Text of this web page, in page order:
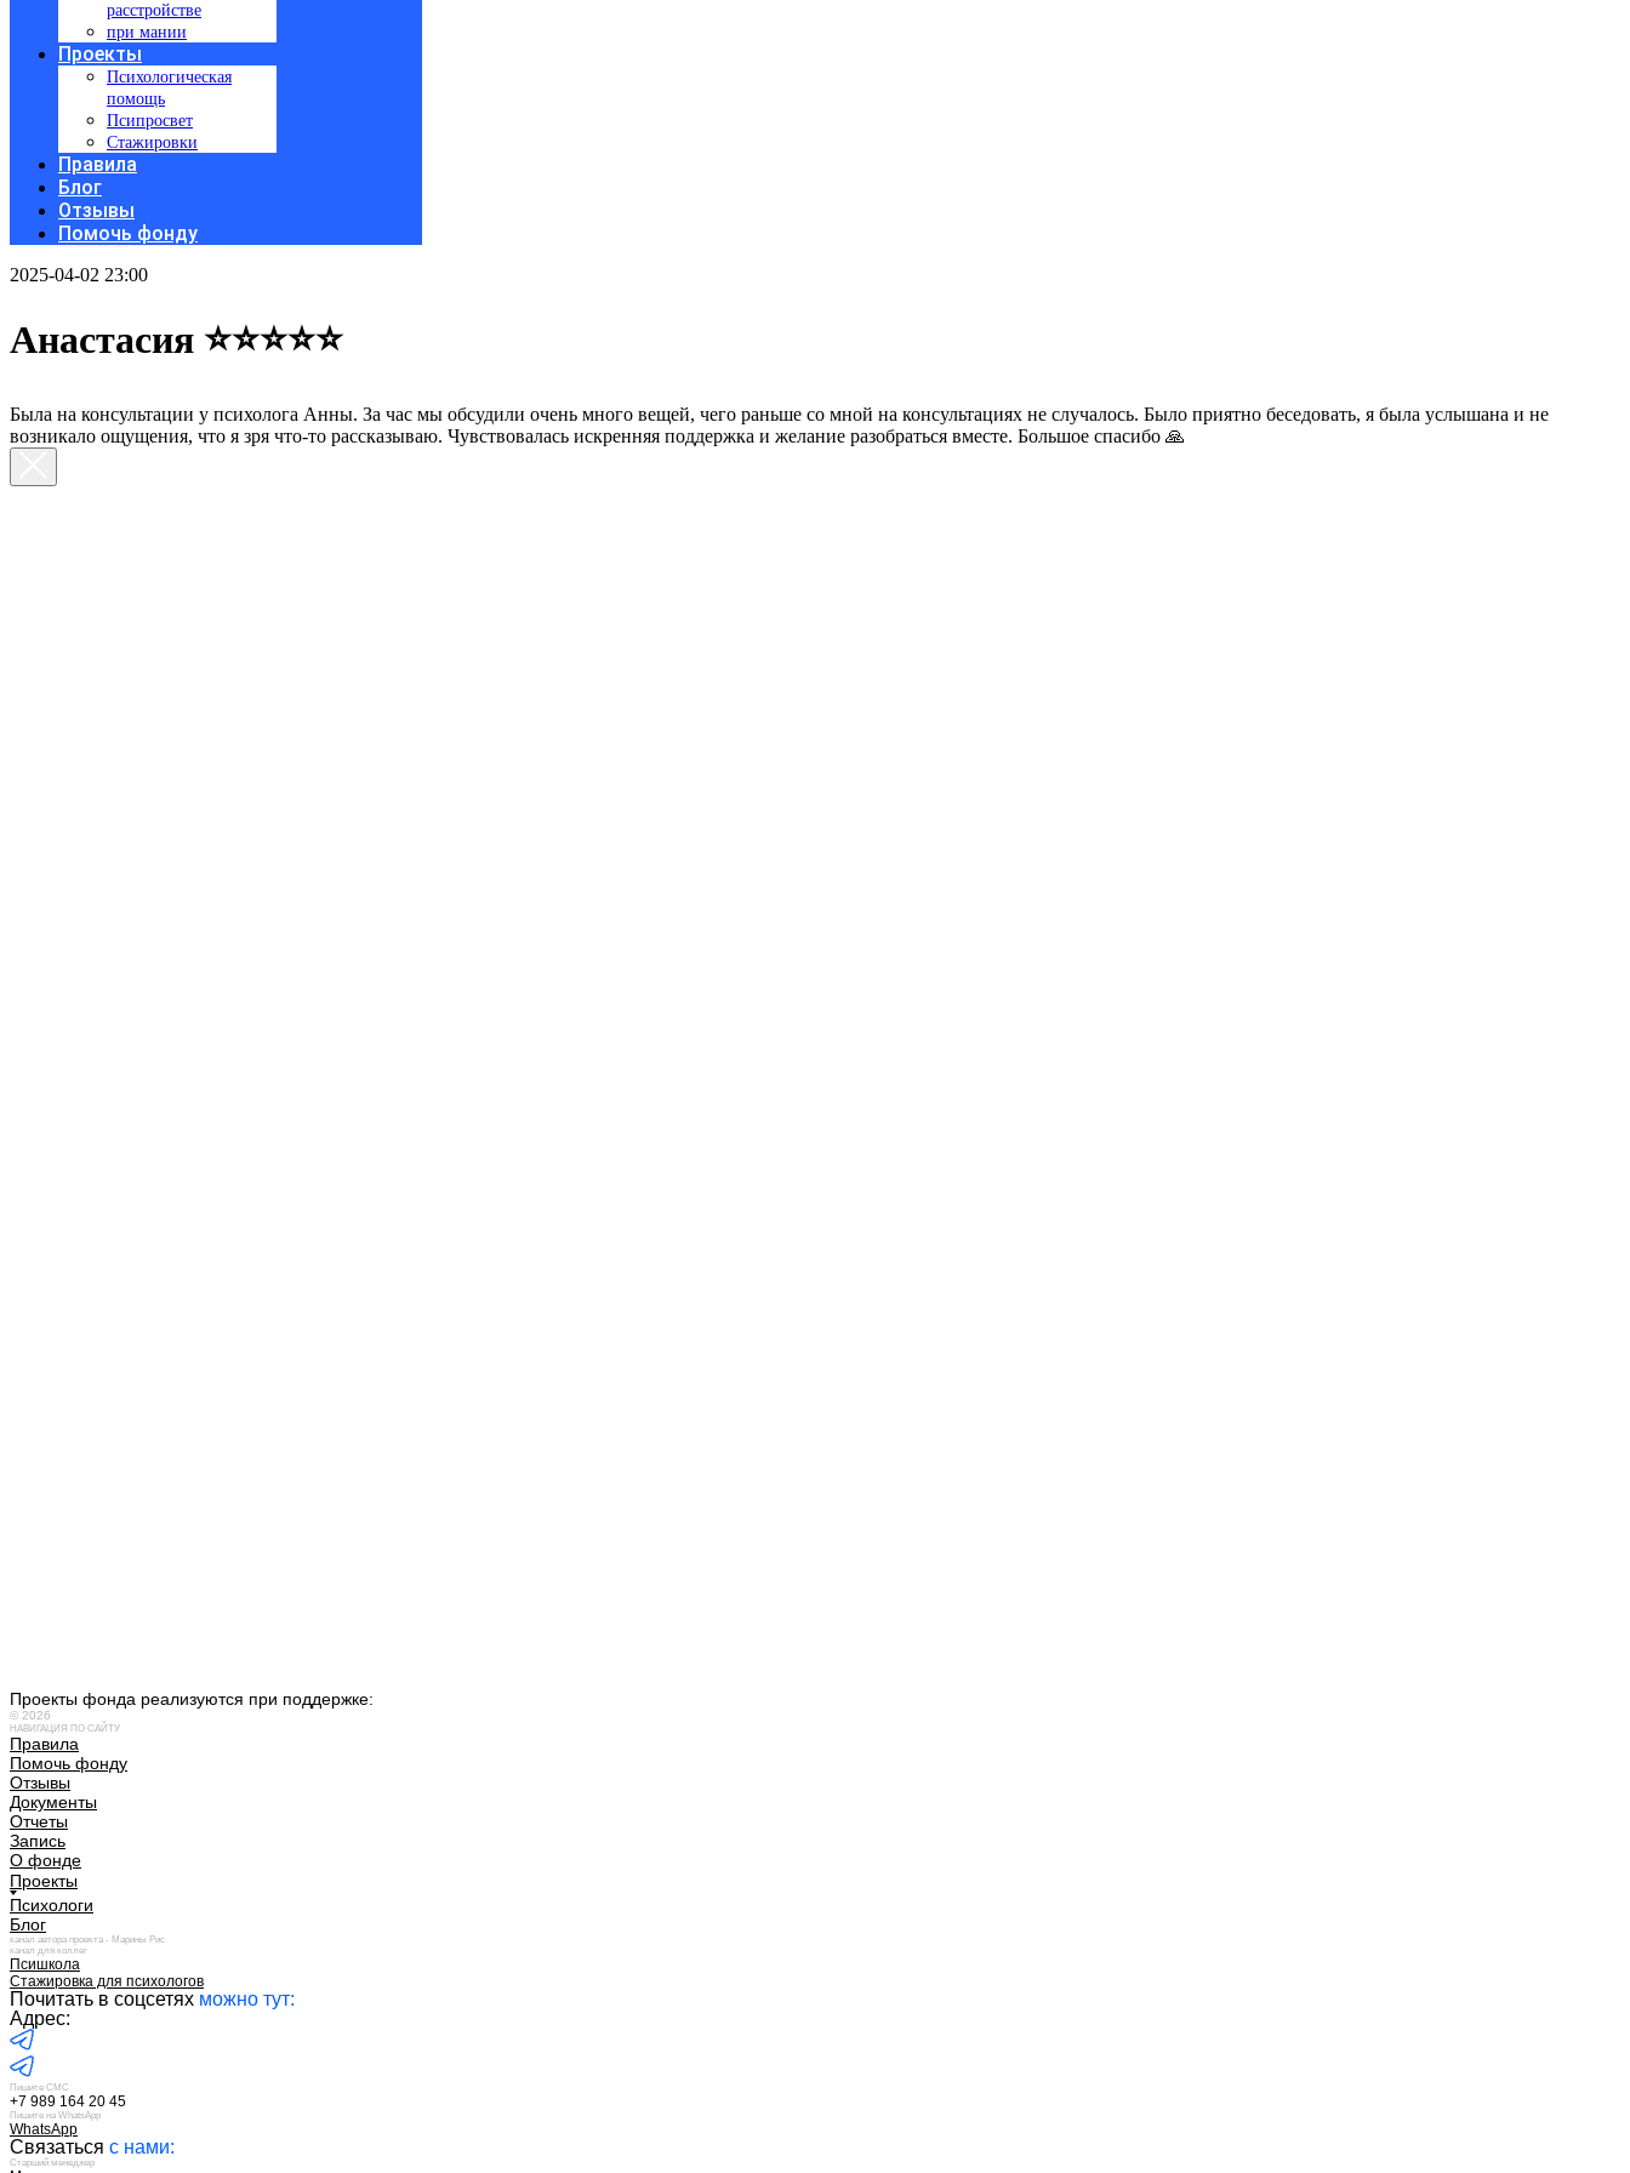
расстройстве
при мании
Проекты
Психологическая
помощь
Псипросвет
Стажировки
Правила
Блог
Отзывы
Помочь фонду
2025-04-02 23:00
Анастасия ⭐⭐⭐⭐⭐
Была на консультации у психолога Анны. За час мы обсудили очень много вещей, чего раньше со мной на консультациях не случалось. Было приятно беседовать, я была услышана и не
возникало ощущения, что я зря что-то рассказываю. Чувствовалась искренняя поддержка и желание разобраться вместе. Большое спасибо 🙏
Проекты фонда реализуются при поддержке:
© 2026
НАВИГАЦИЯ ПО САЙТУ
Правила
Помочь фонду
Отзывы
Документы
Отчеты
Запись
О фонде
Проекты
Психологи
Блог
канал автора проекта - Марины Рис
канал для коллег
Псишкола
Стажировка для психологов
Почитать в соцсетях можно тут:
Адрес:
Пишите СМС
+7 989 164 20 45
Пишите на WhatsApp
WhatsApp
Связаться с нами:
Старший менеджер